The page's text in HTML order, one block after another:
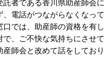
託者である香川県助産師会
、電話がつながらなくなっ
口では、助産師の資格を有
で、ご不快な気持ちにさせ
産師会と改めて話をしてお